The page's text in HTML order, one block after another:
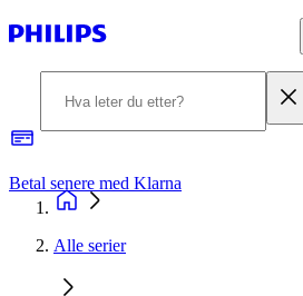
Betal senere med Klarna
Alle serier